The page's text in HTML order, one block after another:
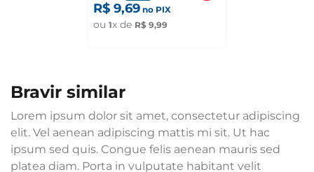
R$ 9,69 no PIX
ou 1x de R$ 9,99
bravir similar
Lorem ipsum dolor sit amet, consectetur adipiscing
elit. Vel aenean adipiscing mattis mi sit. Ut hac
ipsum sed quis. Congue felis aenean mauris sed
platea diam. Porta in vulputate habitant velit